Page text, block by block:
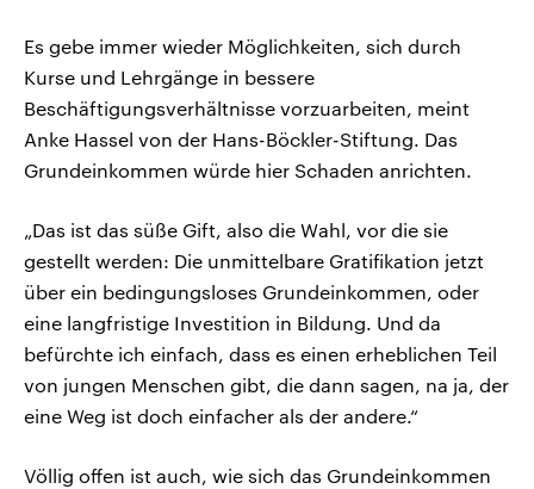
Es gebe immer wieder Möglichkeiten, sich durch
Kurse und Lehrgänge in bessere
Beschäftigungsverhältnisse vorzuarbeiten, meint
Anke Hassel von der Hans-Böckler-Stiftung. Das
Grundeinkommen würde hier Schaden anrichten.
„Das ist das süße Gift, also die Wahl, vor die sie
gestellt werden: Die unmittelbare Gratifikation jetzt
über ein bedingungsloses Grundeinkommen, oder
eine langfristige Investition in Bildung. Und da
befürchte ich einfach, dass es einen erheblichen Teil
von jungen Menschen gibt, die dann sagen, na ja, der
eine Weg ist doch einfacher als der andere.“
Völlig offen ist auch, wie sich das Grundeinkommen